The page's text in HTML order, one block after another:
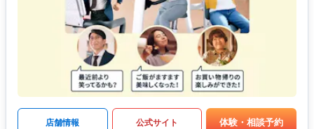
店舗情報 公式サイト 体験・相談予約